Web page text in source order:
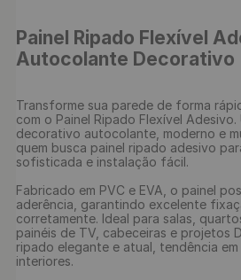
Painel Ripado Flexível
Autocolante Decorativo
Transforme sua parede de forma
com o Painel Ripado Flexível
decorativo autocolante, moderno e
quem busca painel ripado adesivo
sofisticada e instalação fácil.
Fabricado em PVC e EVA, o painel
aderência, garantindo excelente
corretamente. Ideal para salas,
painéis de TV, cabeceiras e projetos
ripado elegante e atual, tendência
interiores.